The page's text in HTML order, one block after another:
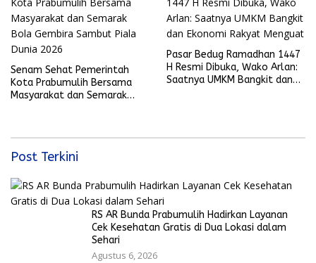
Senam Sehat Pemerintah
Kota Prabumulih Bersama
Masyarakat dan Semarak
Pasar Bedug Ramadhan 1447
H Resmi Dibuka, Wako Arlan:
Saatnya UMKM Bangkit dan
Post Terkini
RS AR Bunda Prabumulih Hadirkan Layanan
Cek Kesehatan Gratis di Dua Lokasi dalam
Sehari
Agustus 6, 2026